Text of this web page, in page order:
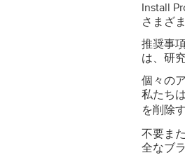
Install
さまざ
推奨事
は、研
個々の
私たち
を削除
不要ま
全なブ